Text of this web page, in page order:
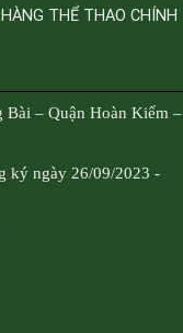
THỂ THAO CHÍNH
Bài – Quận Hoàn Kiếm –
ký ngày 26/09/2023 -